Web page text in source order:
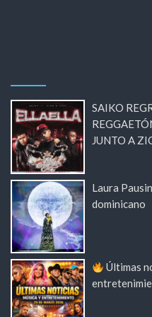
SAIKO
JUNTO A
Laura
dominicano
Últimas